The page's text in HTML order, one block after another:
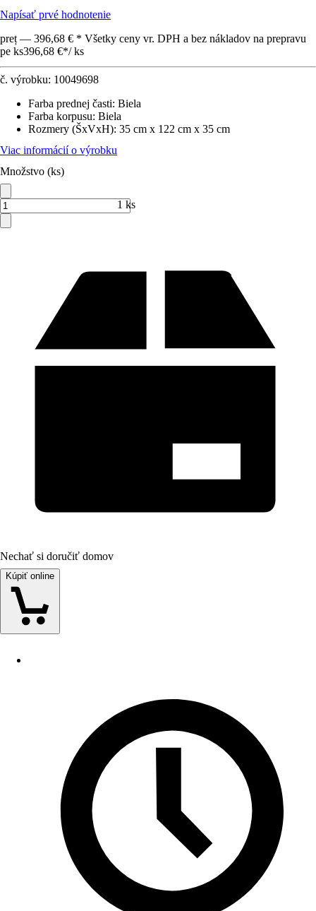
Napísať prvé hodnotenie
preț — 396,68 € * Všetky ceny vr. DPH a bez nákladov na prepravu
pe ks396,68 €*/ ks
č. výrobku: 10049698
Farba prednej časti: Biela
Farba korpusu: Biela
Rozmery (ŠxVxH): 35 cm x 122 cm x 35 cm
Viac informácií o výrobku
Množstvo (ks)
1 ks
Nechať si doručiť domov
Kúpiť online